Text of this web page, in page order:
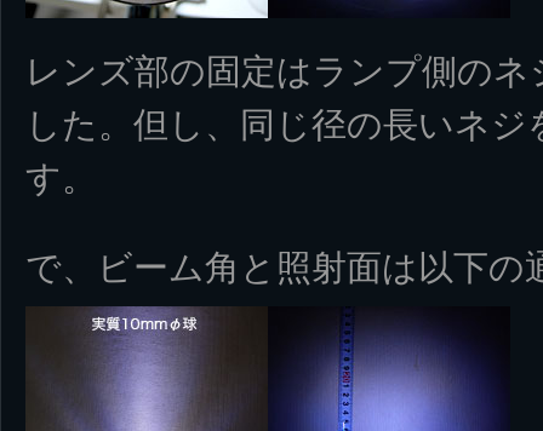
レンズ部の固定はランプ側の
した。但し、同じ径の長いネ
す。
で、ビーム角と照射面は以下の